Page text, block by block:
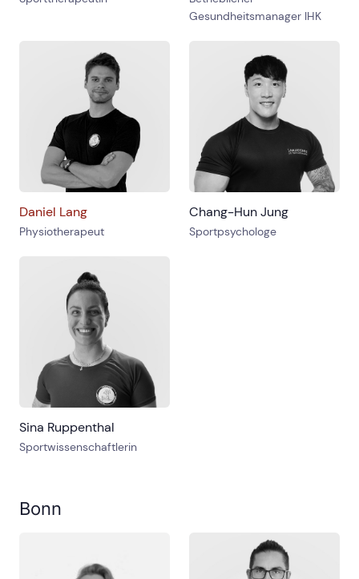
Gesundheitsmanager IHK
Daniel Lang
Physiotherapeut
Chang-Hun Jung
Sportpsychologe
Sina Ruppenthal
Sportwissenschaftlerin
Bonn